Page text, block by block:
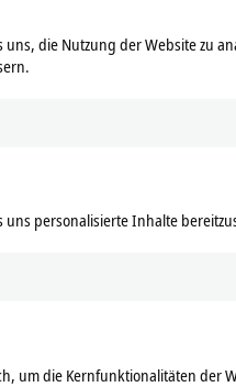
uns, die Nutzung der Website zu
uns personalisierte Inhalte
um die Kernfunktionalitäten der